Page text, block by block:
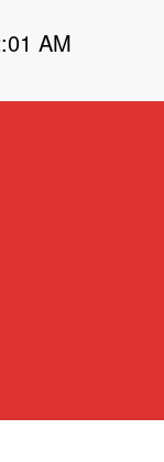
AM